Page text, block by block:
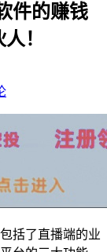
件的赚钱
！
括了直播端的业